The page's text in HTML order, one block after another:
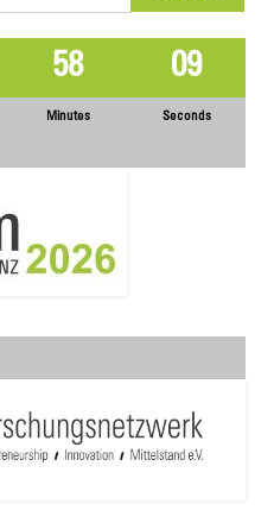
58
Minutes
09
Seconds